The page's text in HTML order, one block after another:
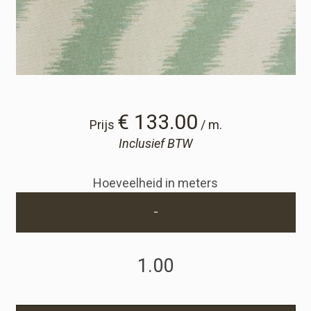
Prijs € 133.00 / m.
Inclusief BTW
Hoeveelheid in meters
-
Winkelwagen
Winkelwagen
Staalaanvraag